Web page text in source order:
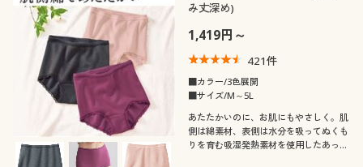
み丈深め)
1,419円～
421件
■カラー/3色展開
■サイズ/M～5L
あたたかいのに、お肌にもやさしく。肌
側は綿素材、表側は水分を吸ってぬくも
りを育む吸湿発熱素材を使用したあった